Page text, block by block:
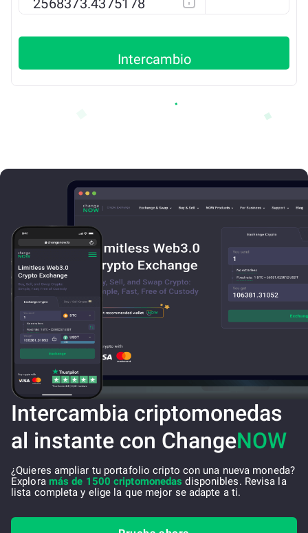
Intercambio
Intercambia criptomonedas
al instante con ChangeNOW
¿Quieres ampliar tu portafolio cripto con una nueva moneda?
Explora más de 1500 criptomonedas disponibles. Revisa la
lista completa y elige la que mejor se adapte a ti.